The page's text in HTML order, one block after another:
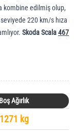
kombine edilmiş olup,
220 km/s hıza
Skoda Scala467
Boş Ağırlık
1271 kg